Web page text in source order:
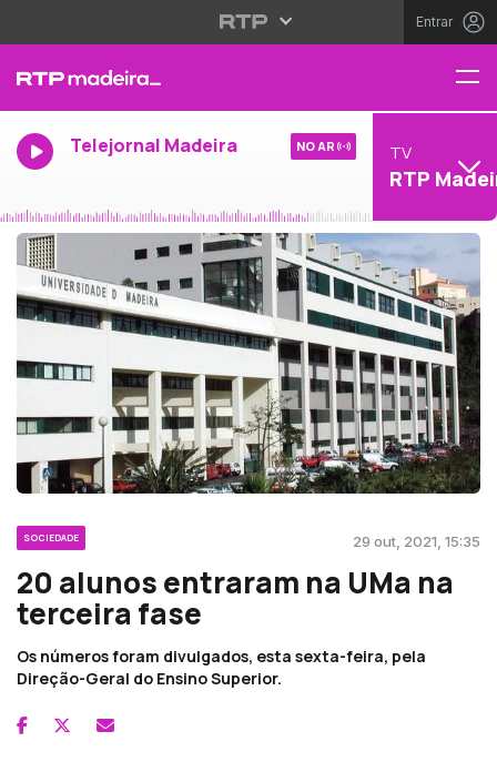
Entrar
Telejornal Madeira NO AR TV
RTP
SOCIEDADE 29 out, 2021, 15:35
20 alunos entraram na UMa na
terceira fase
Os números foram divulgados, esta sexta-feira, pela
Direção-Geral do Ensino Superior.